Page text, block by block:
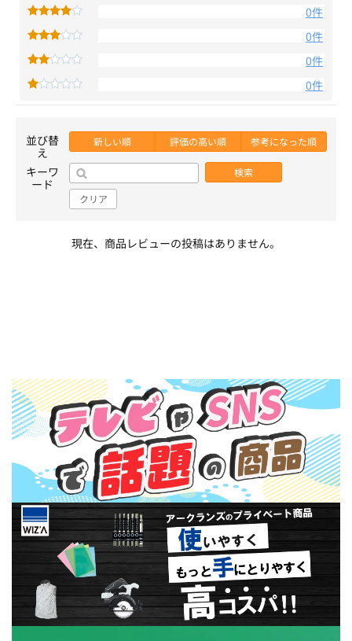
0件
0件
0件
0件
並び替
え
新しい順 評価の高い順 参考になった順
キーワ
ード
検索
クリア
現在、商品レビューの投稿はありません。